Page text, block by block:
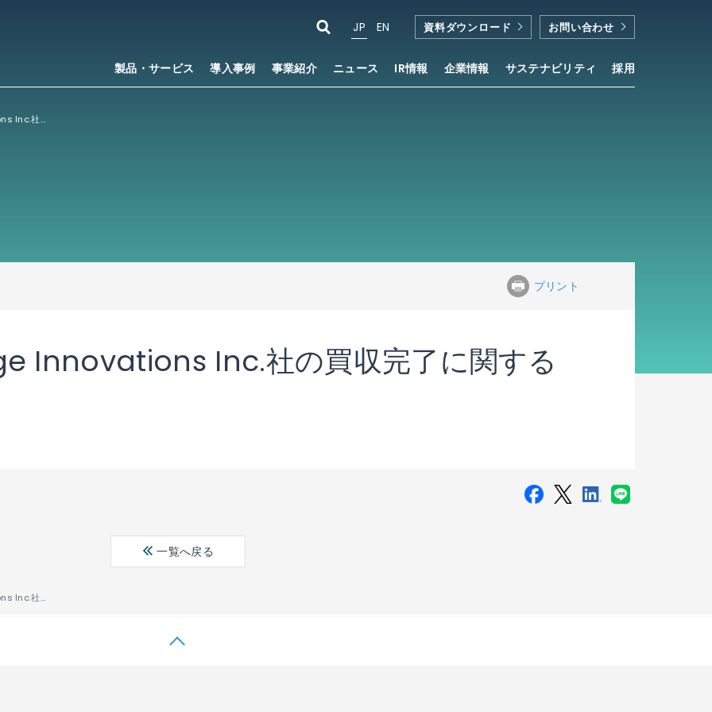
製品・サービス 導入事例 事業紹介 ニュース IR情報 企業情報 サステナビリティ 採用
JP EN 資料ダウンロード お問い合わせ
カナダNorthforge Innovations Inc.社の買収完了に関するお知らせ
プリント
Innovations Inc.社の買収完了に関する
一覧へ戻る
カナダNorthforge Innovations Inc.社の買収完了に関するお知らせ